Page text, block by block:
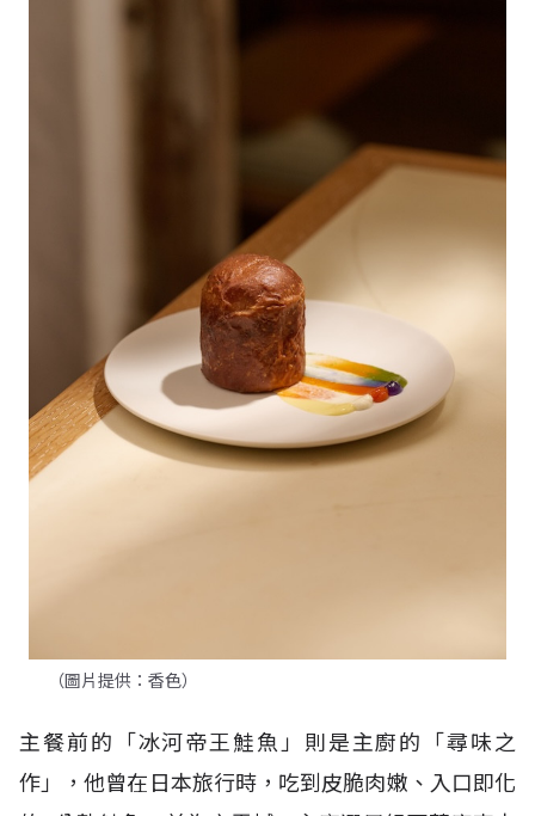
（圖片提供：香色）
主餐前的「冰河帝王鮭魚」則是主廚的「尋味之
作」，他曾在日本旅行時，吃到皮脆肉嫩、入口即化